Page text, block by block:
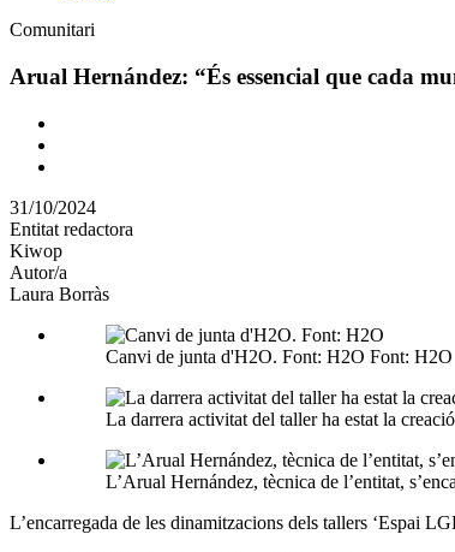
Àmbit
la
Comunitari
Arual Hernández: “És essencial que cada
Comparteix
altres
xarxes
socials
31/10/2024
Entitat redactora
Kiwop
Autor/a
Laura Borràs
Canvi de junta d'H2O. Font: H2O Font: H2O
La darrera activitat del taller ha estat la
L’Arual Hernández, tècnica de l’entitat,
L’encarregada de les dinamitzacions dels tallers ‘Espai